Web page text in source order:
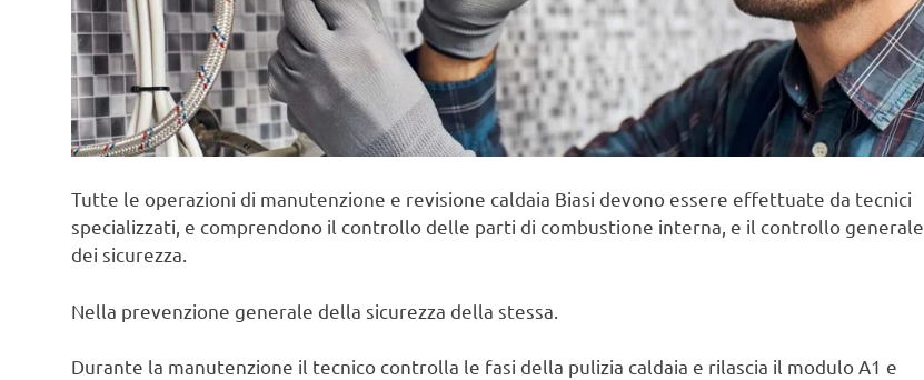
Tutte le operazioni di manutenzione e revisione caldaia Biasi devono essere effettuate da tecnici
specializzati, e comprendono il controllo delle parti di combustione interna, e il controllo generale
dei sicurezza.
Nella prevenzione generale della sicurezza della stessa.
Durante la manutenzione il tecnico controlla le fasi della pulizia caldaia e rilascia il modulo A1 e